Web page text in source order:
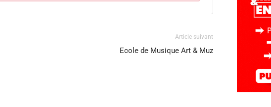
Article suivant
Ecole de Musique Art & Muz